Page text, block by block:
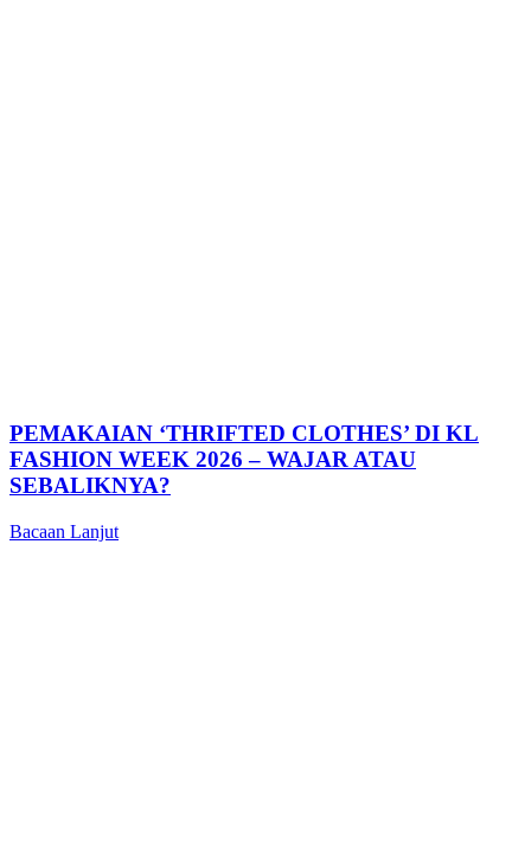
PEMAKAIAN ‘THRIFTED CLOTHES’ DI KL
FASHION WEEK 2026 – WAJAR ATAU
SEBALIKNYA?
Bacaan Lanjut